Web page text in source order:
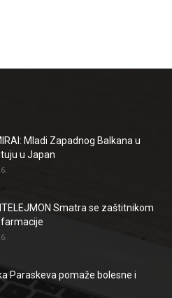
Mladi Zapadnog Balkana u
u Japan
Smatra se zaštitnikom
Paraskeva pomaže bolesne i